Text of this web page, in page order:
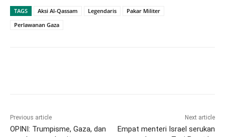
TAGS Aksi Al-Qassam Legendaris
Pakar Militer
Perlawanan Gaza
Previous article
OPINI: Trumpisme, Gaza, dan
Next article
Empat menteri Israel serukan